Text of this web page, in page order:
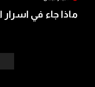
ماذا جاء في اسرار